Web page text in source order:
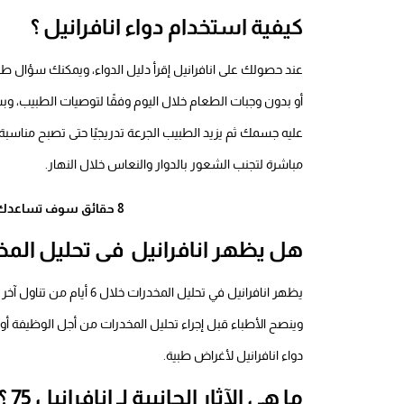
كيفية استخدام دواء انافرانيل ؟
عند حصولك على انافرانيل إقرأ دليل الدواء، ويمكنك سؤال
أو بدون وجبات الطعام خلال اليوم وفقًا لتوصيات الطبيب،
عليه جسمك ثم يزيد الطبيب الجرعة تدريجيًا حتى تصبح
مباشرة لتجنب الشعور بالدوار والنعاس خلال النهار.
8 حقائق سوف تساعدك فى
هل يظهر انافرانيل فى تحليل
يظهر انافرانيل في تحليل
وينصح الأطباء قبل إجراء تحليل المخدرات من أجل الوظيفة
دواء انافرانيل لأغراض طبية.
ما هي الآثار الجانبية لـ انافرانيل 75 ؟